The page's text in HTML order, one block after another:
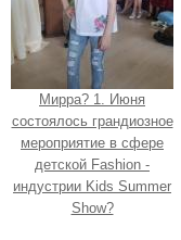
Мирра? 1. Июня
состоялось грандиозное
мероприятие в сфере
детской Fashion -
индустрии Kids Summer
Show?